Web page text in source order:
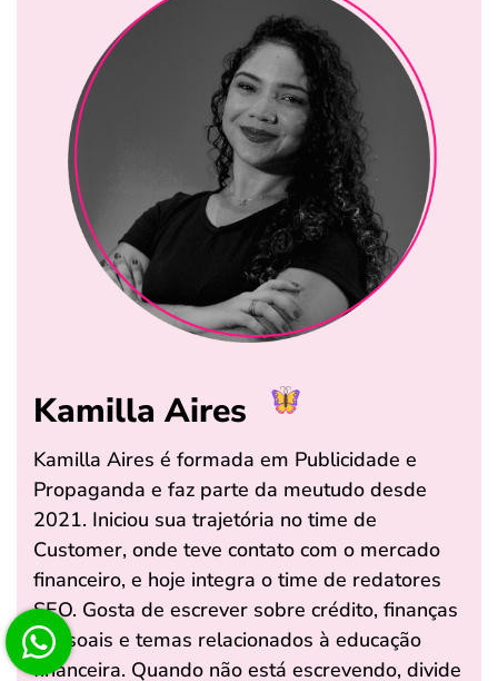
Kamilla Aires
Kamilla Aires é formada em Publicidade e
Propaganda e faz parte da meutudo desde
2021. Iniciou sua trajetória no time de
Customer, onde teve contato com o mercado
financeiro, e hoje integra o time de redatores
SEO. Gosta de escrever sobre crédito, finanças
pessoais e temas relacionados à educação
financeira. Quando não está escrevendo, divide